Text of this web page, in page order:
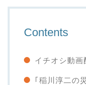
Contents
イチオシ動画
｢稲川淳二の